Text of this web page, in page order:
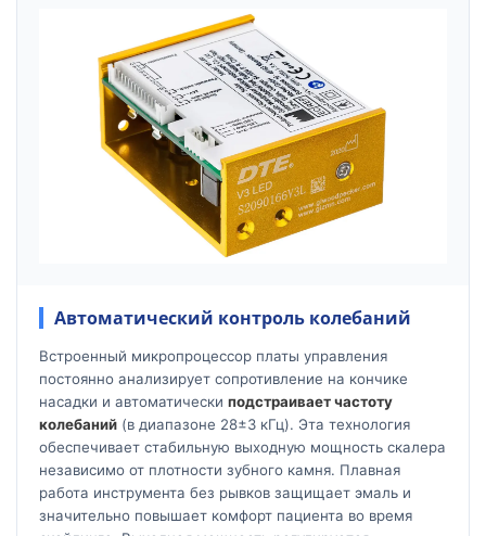
Автоматический контроль колебаний
Встроенный микропроцессор платы управления
постоянно анализирует сопротивление на кончике
насадки и автоматически подстраивает частоту
колебаний (в диапазоне 28±3 кГц). Эта технология
обеспечивает стабильную выходную мощность скалера
независимо от плотности зубного камня. Плавная
работа инструмента без рывков защищает эмаль и
значительно повышает комфорт пациента во время